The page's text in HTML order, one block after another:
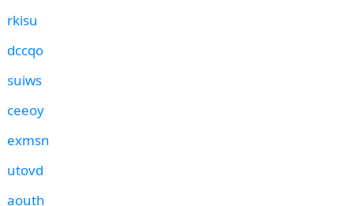
rkisu
dccqo
suiws
ceeoy
exmsn
utovd
aouth